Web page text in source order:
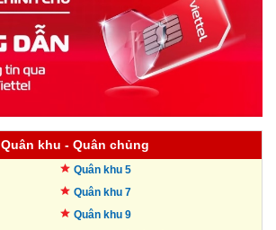
Quân khu - Quân chủng
Quân khu 5
Quân khu 7
Quân khu 9